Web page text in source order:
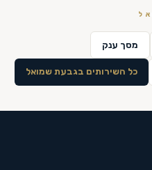
מסך ענק
כל השירותים בגבעת שמואל